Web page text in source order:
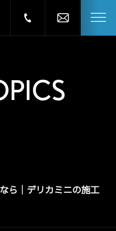
ら｜デリカミニの施工